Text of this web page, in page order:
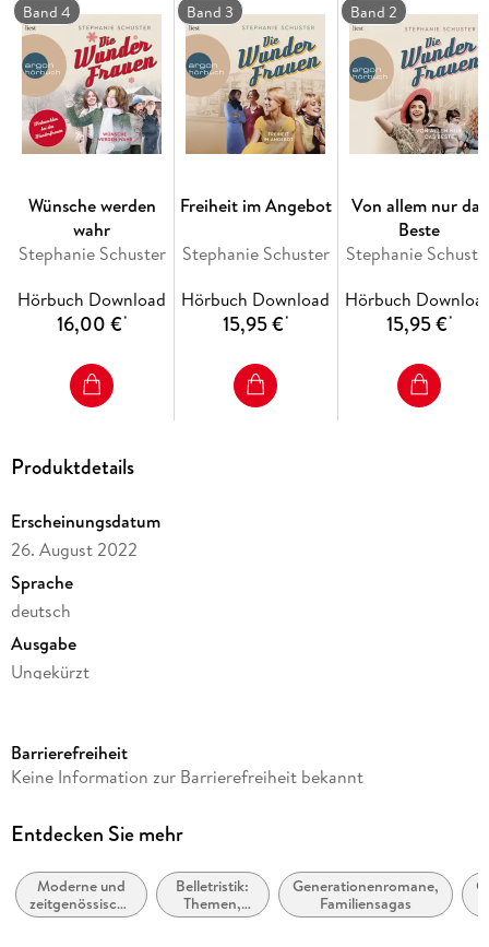
Band 4
Wünsche werden
wahr
Stephanie Schuster
Hörbuch Download
16,00 €*
Band 3
Freiheit im Angebot
Stephanie Schuster
Hörbuch Download
15,95 €*
Band 2
Von allem nur das
Beste
Stephanie
Hörbuch
15,95 €*
Produktdetails
Erscheinungsdatum
26. August 2022
Sprache
deutsch
Ausgabe
Ungekürzt
Laufzeit
Reihe
Autor/Autorin
Stephanie Schuster
Barrierefreiheit
Keine Information zur Barrierefreiheit bekannt
Entdecken Sie mehr
Moderne und
zeitgenössische
Belletristik:
Belletristik:
Themen,
Stoffe,
Generationenromane,
Familiensagas